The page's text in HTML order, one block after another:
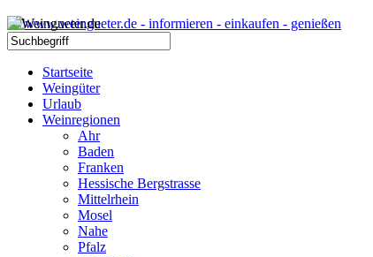
Startseite
Weingüter
Urlaub
Weinregionen
Ahr
Baden
Franken
Hessische Bergstrasse
Mittelrhein
Mosel
Nahe
Pfalz